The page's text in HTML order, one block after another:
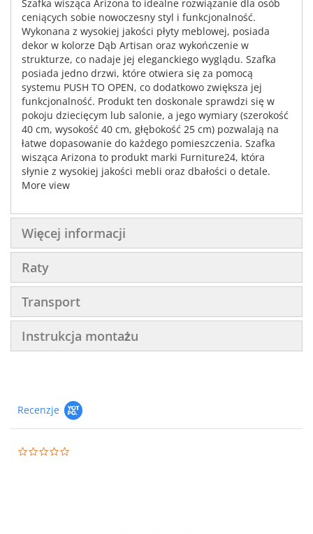
Szafka wisząca Arizona to idealne rozwiązanie dla osób
ceniących sobie nowoczesny styl i funkcjonalność.
Wykonana z wysokiej jakości płyty meblowej, posiada
dekor w kolorze Dąb Artisan oraz wykończenie w
strukturze, co nadaje jej eleganckiego wyglądu. Szafka
posiada jedno drzwi, które otwiera się za pomocą
systemu PUSH TO OPEN, co dodatkowo zwiększa jej
funkcjonalność. Produkt ten doskonale sprawdzi się w
pokoju dziecięcym lub salonie, a jego wymiary (szerokość
40 cm, wysokość 40 cm, głębokość 25 cm) pozwalają na
łatwe dopasowanie do każdego pomieszczenia. Szafka
wisząca Arizona to produkt marki Furniture24, która
słynie z wysokiej jakości mebli oraz dbałości o detale.
More view
Więcej informacji
Raty
Transport
Instrukcja montażu
Recenzje